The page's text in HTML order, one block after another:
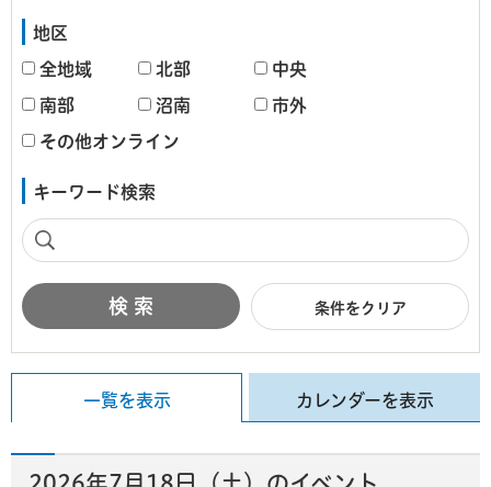
地区
全地域 北部 中央
南部 沼南 市外
その他オンライン
キーワード検索
条件をクリア
一覧を表示 カレンダーを表示